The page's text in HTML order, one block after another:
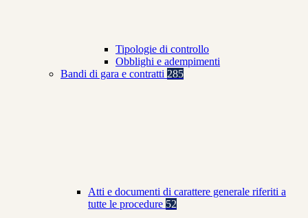
Tipologie di controllo
Obblighi e adempimenti
Bandi di gara e contratti 285
Atti e documenti di carattere generale riferiti a
tutte le procedure 52